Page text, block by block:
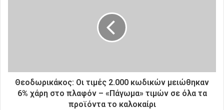
τ
Θεοδωρικάκος: Οι τιμές 2.000 κωδικών μειώθηκαν
6% χάρη στο πλαφόν – «Πάγωμα» τιμών σε όλα τα
προϊόντα το καλοκαίρι